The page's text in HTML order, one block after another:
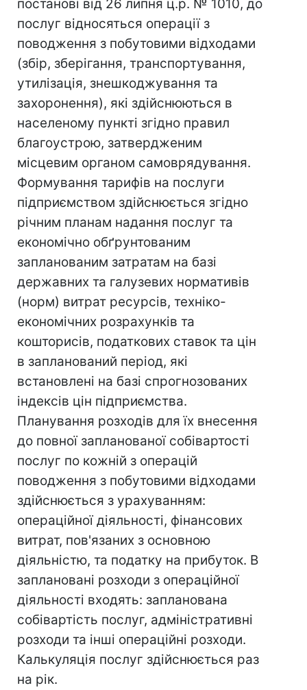
постанові від 26 липня ц.р. № 1010, до
послуг відносяться операції з
поводження з побутовими відходами
(збір, зберігання, транспортування,
утилізація, знешкоджування та
захоронення), які здійснюються в
населеному пункті згідно правил
благоустрою, затвердженим
місцевим органом самоврядування.
Формування тарифів на послуги
підприємством здійснюється згідно
річним планам надання послуг та
економічно обґрунтованим
запланованим затратам на базі
державних та галузевих нормативів
(норм) витрат ресурсів, техніко-
економічних розрахунків та
кошторисів, податкових ставок та цін
в запланований період, які
встановлені на базі спрогнозованих
індексів цін підприємства.
Планування розходів для їх внесення
до повної запланованої собівартості
послуг по кожній з операцій
поводження з побутовими відходами
здійснюється з урахуванням:
операційної діяльності, фінансових
витрат, пов'язаних з основною
діяльністю, та податку на прибуток. В
заплановані розходи з операційної
діяльності входять: запланована
собівартість послуг, адміністративні
розходи та інші операційні розходи.
Калькуляція послуг здійснюється раз
на рік.